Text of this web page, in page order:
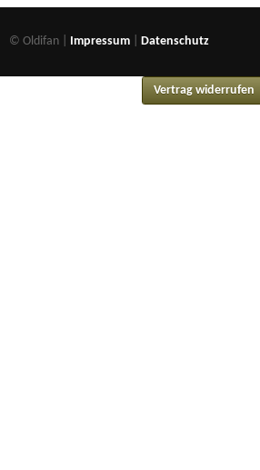
© Oldifan | Impressum Datenschutz
Vertrag widerrufen